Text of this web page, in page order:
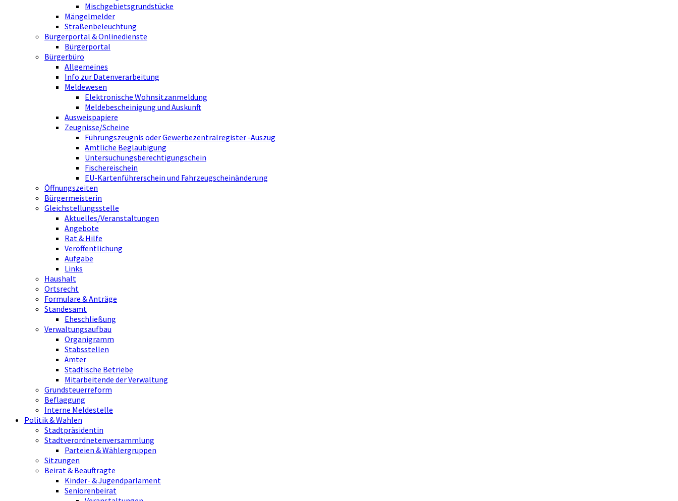
Mischgebietsgrundstücke
Mängelmelder
Straßenbeleuchtung
Bürgerportal & Onlinedienste
Bürgerportal
Bürgerbüro
Allgemeines
Info zur Datenverarbeitung
Meldewesen
Elektronische Wohnsitzanmeldung
Meldebescheinigung und Auskunft
Ausweispapiere
Zeugnisse/Scheine
Führungszeugnis oder Gewerbezentralregister -Auszug
Amtliche Beglaubigung
Untersuchungsberechtigungschein
Fischereischein
EU-Kartenführerschein und Fahrzeugscheinänderung
Öffnungszeiten
Bürgermeisterin
Gleichstellungsstelle
Aktuelles/Veranstaltungen
Angebote
Rat & Hilfe
Veröffentlichung
Aufgabe
Links
Haushalt
Ortsrecht
Formulare & Anträge
Standesamt
Eheschließung
Verwaltungsaufbau
Organigramm
Stabsstellen
Ämter
Städtische Betriebe
Mitarbeitende der Verwaltung
Grundsteuerreform
Beflaggung
Interne Meldestelle
Politik & Wahlen
Stadtpräsidentin
Stadtverordnetenversammlung
Parteien & Wählergruppen
Sitzungen
Beirat & Beauftragte
Kinder- & Jugendparlament
Seniorenbeirat